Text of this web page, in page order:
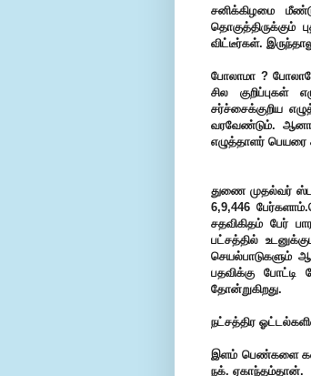
சனிக்கிழமை
விட்டீர்கள்.
போலாமா ?
சில குறிப்புகள்
சர்ச்சைக்குறிய
வரவேண்டும்.
எழுத்தாளர் பெயரை
துணை முதல்வர்
6,9,446
சதவிகிதம் பேர்
பட்சத்தில்
செயல்பாடுகளும்
பதவிக்கு
தோன்றுகிறது.
நட்சத்திர
இளம் பெண்களை கவர
நக். ஏகாந்தம்தான்.